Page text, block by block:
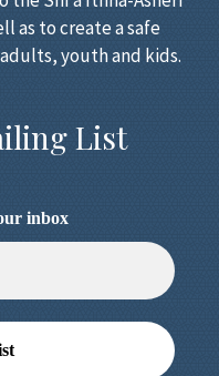
as to create a safe
youth and kids.
List
inbox